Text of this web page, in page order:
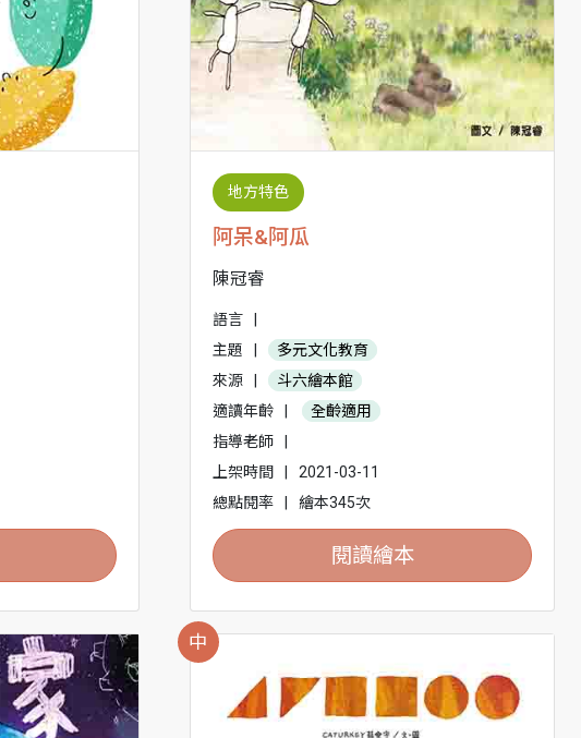
地方特色
阿呆&阿瓜
陳冠睿
語言
主題
多元文化教育
來源
斗六繪本館
適讀年齡
全齡適用
指導老師
上架時間
2021-03-11
總點閱率
繪本345次
閱讀繪本
中